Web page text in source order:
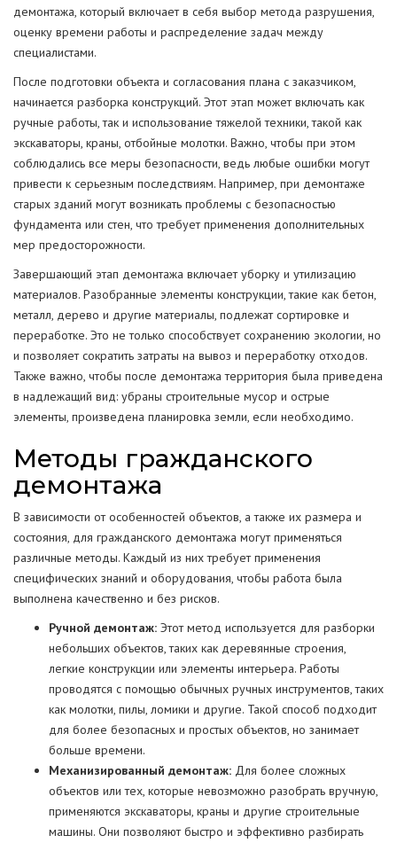
демонтажа, который включает в себя выбор метода разрушения,
оценку времени работы и распределение задач между
специалистами.
После подготовки объекта и согласования плана с заказчиком,
начинается разборка конструкций. Этот этап может включать как
ручные работы, так и использование тяжелой техники, такой как
экскаваторы, краны, отбойные молотки. Важно, чтобы при этом
соблюдались все меры безопасности, ведь любые ошибки могут
привести к серьезным последствиям. Например, при демонтаже
старых зданий могут возникать проблемы с безопасностью
фундамента или стен, что требует применения дополнительных
мер предосторожности.
Завершающий этап демонтажа включает уборку и утилизацию
материалов. Разобранные элементы конструкции, такие как бетон,
металл, дерево и другие материалы, подлежат сортировке и
переработке. Это не только способствует сохранению экологии, но
и позволяет сократить затраты на вывоз и переработку отходов.
Также важно, чтобы после демонтажа территория была приведена
в надлежащий вид: убраны строительные мусор и острые
элементы, произведена планировка земли, если необходимо.
Методы гражданского
демонтажа
В зависимости от особенностей объектов, а также их размера и
состояния, для гражданского демонтажа могут применяться
различные методы. Каждый из них требует применения
специфических знаний и оборудования, чтобы работа была
выполнена качественно и без рисков.
Ручной демонтаж: Этот метод используется для разборки
небольших объектов, таких как деревянные строения,
легкие конструкции или элементы интерьера. Работы
проводятся с помощью обычных ручных инструментов, таких
как молотки, пилы, ломики и другие. Такой способ подходит
для более безопасных и простых объектов, но занимает
больше времени.
Механизированный демонтаж: Для более сложных
объектов или тех, которые невозможно разобрать вручную,
применяются экскаваторы, краны и другие строительные
машины. Они позволяют быстро и эффективно разбирать